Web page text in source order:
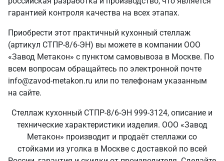
гарантией контроля качества на всех этапах.
Приобрести этот практичный кухонный стеллаж
(артикул СТПР-8/6-ЭН) вы можете в компании ООО
«Завод Метакон» с пунктом самовывоза в Москве. По
всем вопросам обращайтесь по электронной почте
info@zavod-metakon.ru или по телефонам указанным
на сайте.
Стеллаж кухонный СТПР-8/6-ЭН 999-3124, описание и
технические характеристики изделия. ООО «Завод
Метакон» производит и продаёт стеллажи со
стойками из уголка в Москве с доставкой по всей